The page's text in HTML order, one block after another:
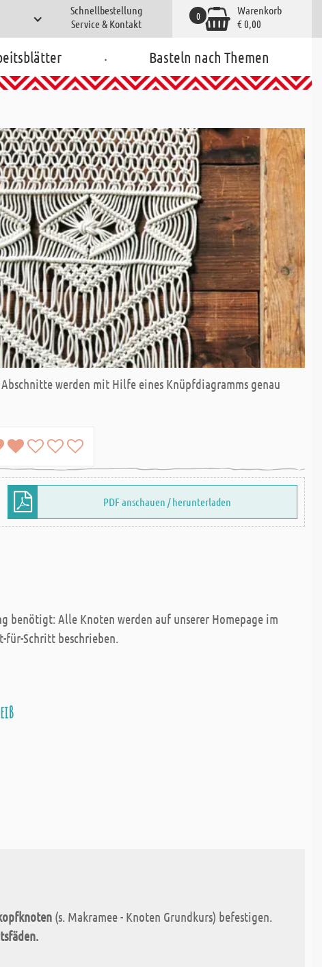
Schnellbestellung
Service & Kontakt
Warenkorb
€ 0,00
0
. Basteln nach Themen
werden mit Hilfe eines Knüpfdiagramms genau
PDF anschauen / herunterladen
benötigt: Alle Knoten werden auf unserer Homepage im
für-Schritt beschrieben.
(s. Makramee - Knoten Grundkurs) befestigen.